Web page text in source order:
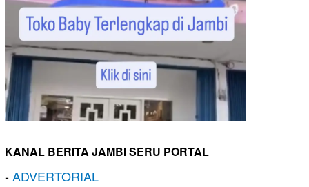
KANAL BERITA JAMBI SERU PORTAL
-ADVERTORIAL